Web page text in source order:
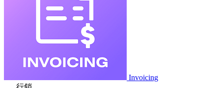
Invoicing